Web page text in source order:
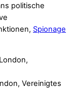
politische
Spionage
Vereinigtes